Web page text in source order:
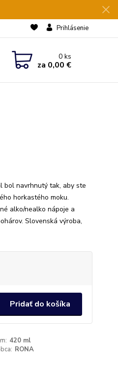
Prihlásenie
0ks
za 0,00 €
bol navrhnutý tak, aby ste
horkastého moku.
alko/nealko nápoje a
Slovenská výroba,
Pridať do košíka
420 ml
RONA